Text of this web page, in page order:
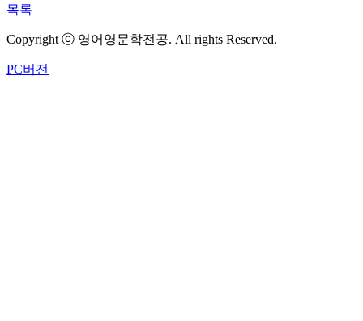
목록
Copyright ⓒ 영어영문학전공. All rights Reserved.
PC버전